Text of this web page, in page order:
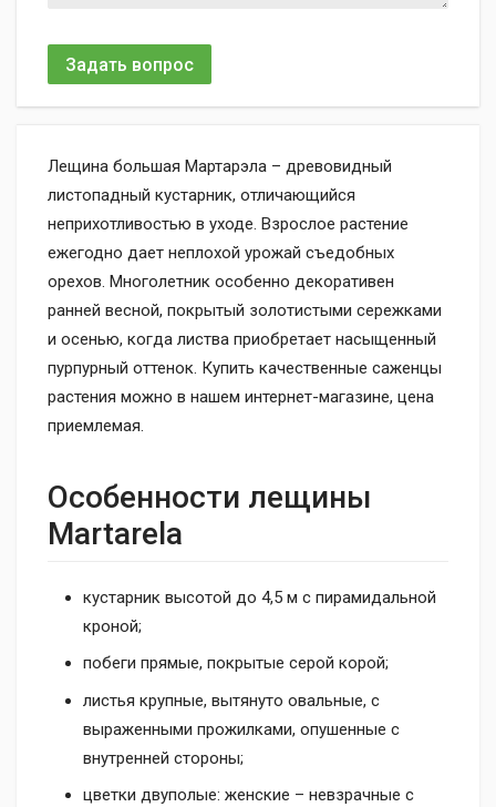
Задать вопрос
Лещина большая Мартарэла – древовидный
листопадный кустарник, отличающийся
неприхотливостью в уходе. Взрослое растение
ежегодно дает неплохой урожай съедобных
орехов. Многолетник особенно декоративен
ранней весной, покрытый золотистыми сережками
и осенью, когда листва приобретает насыщенный
пурпурный оттенок. Купить качественные саженцы
растения можно в нашем интернет-магазине, цена
приемлемая.
Особенности лещины
Martarela
кустарник высотой до 4,5 м с пирамидальной
кроной;
побеги прямые, покрытые серой корой;
листья крупные, вытянуто овальные, с
выраженными прожилками, опушенные с
внутренней стороны;
цветки двуполые: женские – невзрачные с